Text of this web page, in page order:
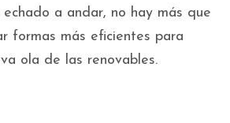
a andar, no hay más que
formas más eficientes para
ola de las renovables.